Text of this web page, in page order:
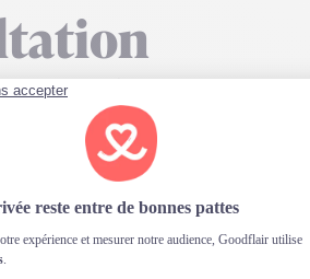
le chien
le chien, il est essentiel que
peuvent nécessiter que
stables et claires. Votre
avant la procédure.